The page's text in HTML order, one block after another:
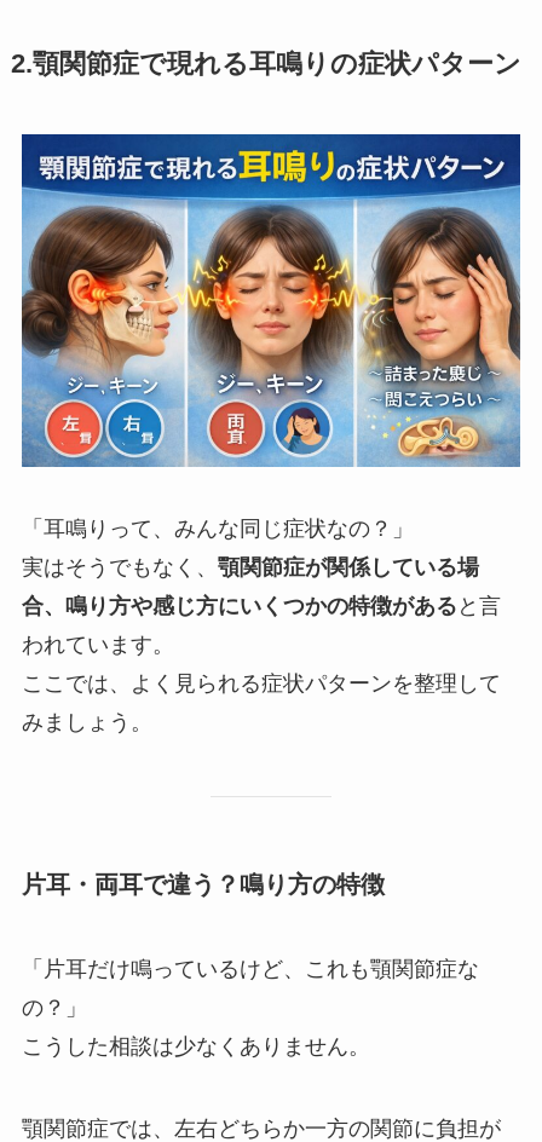
2.顎関節症で現れる耳鳴りの症状パターン
「耳鳴りって、みんな同じ症状なの？」
実はそうでもなく、 顎関節症が関係している場
合、鳴り方や感じ方にいくつかの特徴がある と言
われています。
ここでは、よく見られる症状パターンを整理して
みましょう。
片耳・両耳で違う？鳴り方の特徴
「片耳だけ鳴っているけど、これも顎関節症な
の？」
こうした相談は少なくありません。
顎関節症では、左右どちらか一方の関節に負担が